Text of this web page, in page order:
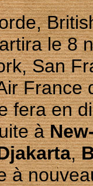
le 8
San
France
fera en
à
,
à